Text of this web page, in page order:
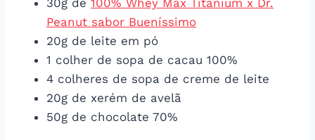
Peanut sabor Bueníssimo
20g de leite em pó
1 colher de sopa de cacau 100%
4 colheres de sopa de creme de leite
20g de xerém de avelã
50g de chocolate 70%